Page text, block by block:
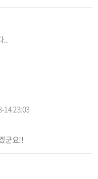
..
14 23:03
군요!!